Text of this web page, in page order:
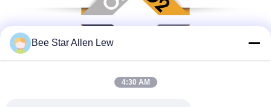
Bee Star Allen Lew
4:30 AM